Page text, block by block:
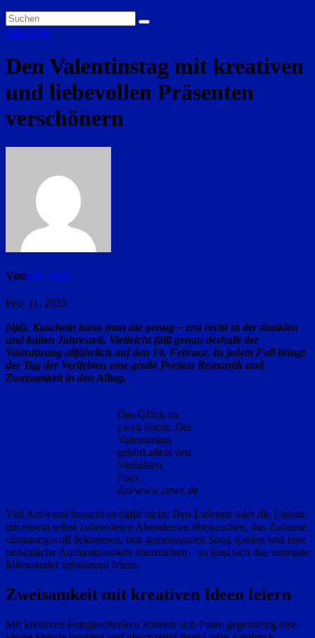
Life-Style
Den Valentinstag mit kreativen
und liebevollen Präsenten
verschönern
Vonred_ra24
Feb. 11, 2023
(djd). Kuscheln kann man nie genug – erst recht in der dunklen
und kalten Jahreszeit. Vielleicht fällt genau deshalb der
Valentinstag alljährlich auf den 14. Februar. In jedem Fall bringt
der Tag der Verliebten eine große Portion Romantik und
Zweisamkeit in den Alltag.
Das Glück zu
zweit feiern: Der
Valentinstag
gehört allein den
Verliebten. –
Foto:
djd/www.cewe.de
Viel Aufwand braucht es dafür nicht: Den Liebsten oder die Liebste
mit einem selbst zubereiteten Abendessen überraschen, das Zuhause
stimmungsvoll dekorieren, den gemeinsamen Song spielen und eine
persönliche Aufmerksamkeit überreichen – so lässt sich das vertraute
Miteinander gebührend feiern.
Zweisamkeit mit kreativen Ideen feiern
Mit kreativen Fotogeschenken können sich Paare gegenseitig eine